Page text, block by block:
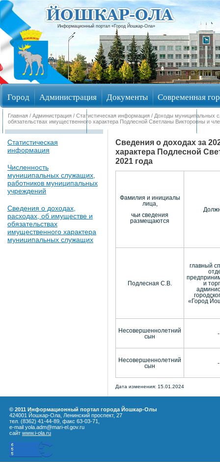
Информационный портал «Город Йошкар-Ола»
Город Администрация Документы Современная
Обращения граждан Общественные обсуждения
Главная / Администрация / Статистическая информация / Доходы муниципальных
обязательствах имущественного характера Подлесной Светланы Викторовны и
Статистическая
информация
Численность
муниципальных служащих,
работников муниципальных
учреждений
Сведения о доходах,
расходах, об имуществе и
обязательствах
имущественного характера
муниципальных служащих
Сведения о доходах за
характера Подлесной
2021 года
Фамилия и инициалы
лица,
чьи сведения
размещаются
Подлесная С.В.
главный
и
«Город
Несовершеннолетний
сын
-
Несовершеннолетний
сын
-
Дата изменения: 15.01.2024
© 2011 Информационный портал города Йошкар-Олы
424001 Йошкар-Ола, Ленинский проспект, 27
тел. (8362) 41-44-89, факс 63-03-71,
e-mail yola.adm@mari-el.gov.ru
сайт www.i-ola.ru